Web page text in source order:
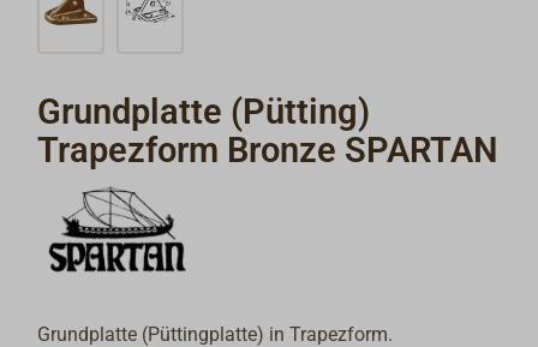
Grundplatte (Pütting)
Trapezform Bronze SPARTAN
Grundplatte (Püttingplatte) in Trapezform.